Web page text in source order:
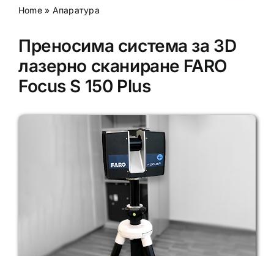
Home» Апаратура
Преносима система за 3D
лазерно сканиране FARO
Focus S 150 Plus